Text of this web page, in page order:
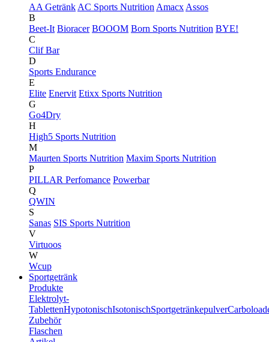
AA Getränk AC Sports Nutrition Amacx Assos
B
Beet-It Bioracer BOOOM Born Sports Nutrition BYE!
C
Clif Bar
D
Sports Endurance
E
Elite Enervit Etixx Sports Nutrition
G
Go4Dry
H
High5 Sports Nutrition
M
Maurten Sports Nutrition Maxim Sports Nutrition
P
PILLAR Perfomance Powerbar
Q
QWIN
S
Sanas SIS Sports Nutrition
V
Virtuoos
W
Wcup
Sportgetränk
Produkte
Elektrolyt-
TablettenHypotonischIsotonischSportgetränkepulver
Zubehör
Flaschen